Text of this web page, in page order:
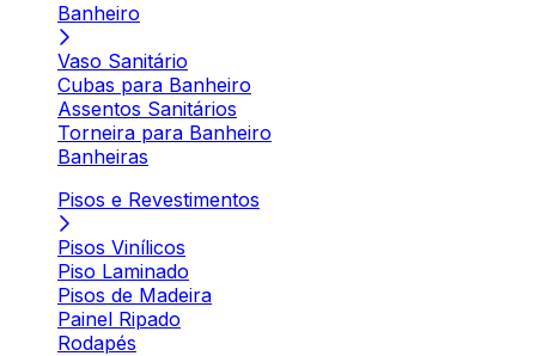
Banheiro
Vaso Sanitário
Cubas para Banheiro
Assentos Sanitários
Torneira para Banheiro
Banheiras
Pisos e Revestimentos
Pisos Vinílicos
Piso Laminado
Pisos de Madeira
Painel Ripado
Rodapés